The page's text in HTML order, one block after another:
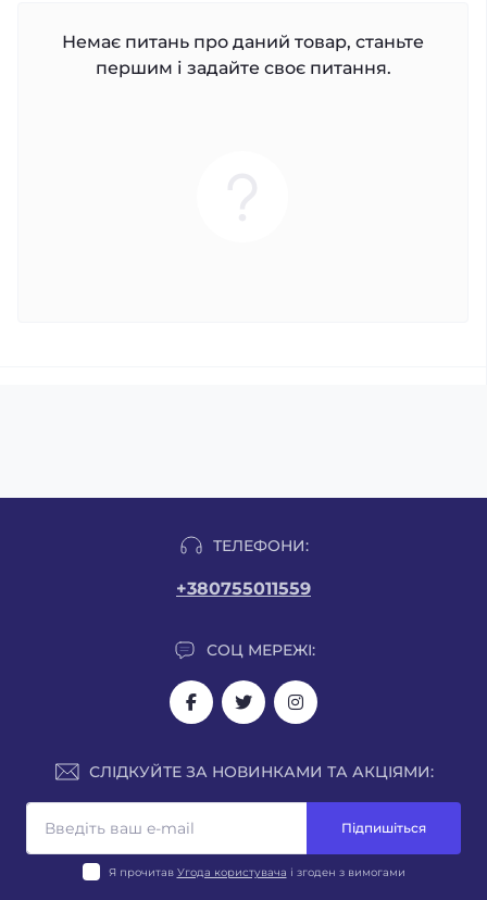
Немає питань про даний товар, станьте
першим і задайте своє питання.
ТЕЛЕФОНИ:
+380755011559
СОЦ МЕРЕЖІ:
СЛІДКУЙТЕ ЗА НОВИНКАМИ ТА АКЦІЯМИ:
Підпишіться
Я прочитав Угода користувача і згоден з вимогами